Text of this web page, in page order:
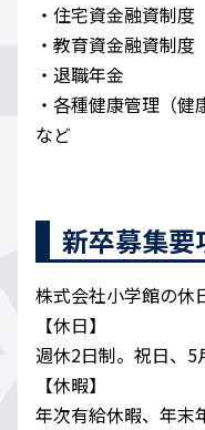
・住宅資金融資制度
・教育資金融資制度
・退職年金
・各種健康管理（健
など
新卒募集
株式会社小学館の休
【休日】
週休2日制。祝日、5
【休暇】
年次有給休暇、年末